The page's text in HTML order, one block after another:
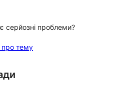
серйозні проблеми?
про тему